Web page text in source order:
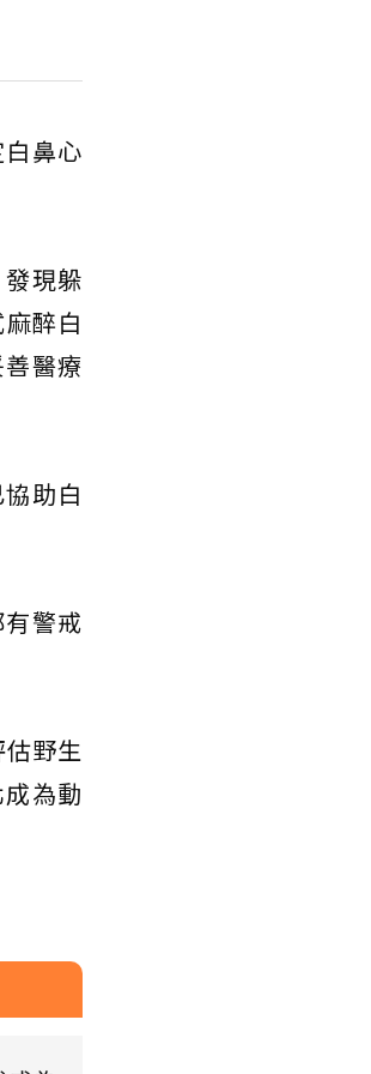
鼻心
現躲
醉白
醫療
助白
警戒
野生
為動